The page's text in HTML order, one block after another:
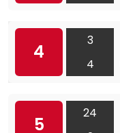
4
3
4
5
24